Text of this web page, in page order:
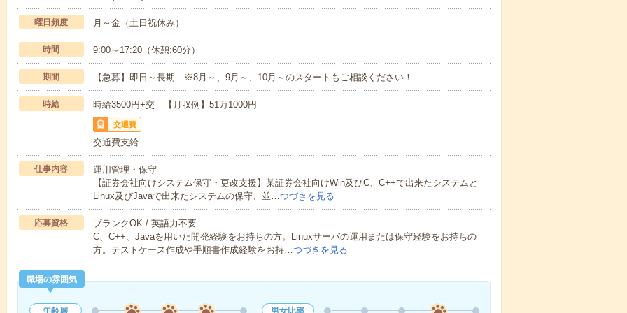
曜日頻度 月～金（土日祝休み）
時間 9:00～17:20（休憩:60分）
期間 【急募】即日～長期 ※8月～、9月～、10月～のスタートもご相談ください！
時給 時給3500円+交 【月収例】51万1000円
交通費
交通費支給
仕事内容
運用管理・保守
【証券会社向けシステム保守・更改支援】某証券会社向けWin及びC、C++で出来たシステムと
Linux及びJavaで出来たシステムの保守、並…つづきを見る
応募資格
ブランクOK / 英語力不要
C、C++、Javaを用いた開発経験をお持ちの方。Linuxサーバの運用または保守経験をお持ちの
方。テストケース作成や手順書作成経験をお持…つづきを見る
職場の雰囲気